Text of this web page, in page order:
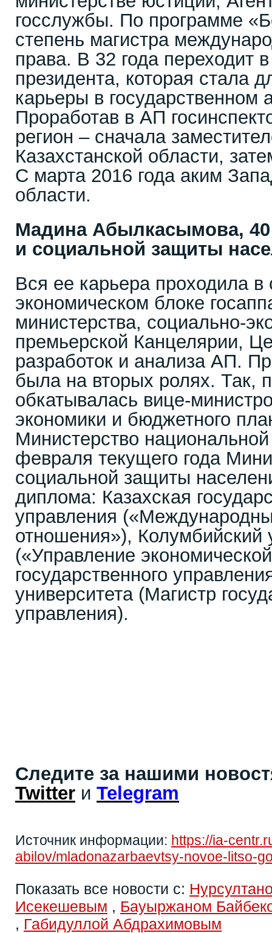
госслужбы. По программе
степень магистра
права. В 32 года переходит
президента, которая стала
карьеры в государственном
Проработав в АП
регион – сначала
Казахстанской области,
С марта 2016 года аким
области.
Мадина Абылкасымова, 40
и социальной защиты
Вся ее карьера проходила в
экономическом блоке
министерства, социально-
премьерской Канцелярии,
разработок и анализа АП.
была на вторых ролях. Так,
обкатывалась вице-
экономики и бюджетного
Министерство
февраля текущего года
социальной защиты
диплома: Казахская
управления
отношения»), Колумбийский
(«Управление
государственного
университета (Магистр
управления).
Следите за нашими
Twitter и Telegram
Источник информации: https://ia-
abilov/mladonazarbaevtsy-novoe-litso-
Показать все новости с:
Исекешевым , Бауыржаном
, Габидуллой Абдрахимовым